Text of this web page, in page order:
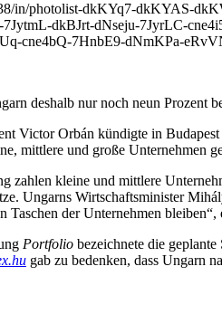
in/photolist-dkKYq7-dkKYAS-
dkBJrt-dNseju-7JyrLC-
cne4bQ-7HnbE9-dNmKPa-
deshalb nur noch neun Prozent
Orbán kündigte in
mittlere und große Unternehmen
zahlen kleine und mittlere
Ungarns Wirtschaftsminister
der Unternehmen bleiben“,
Portfolio bezeichnete die
gab zu bedenken, dass Ungarn